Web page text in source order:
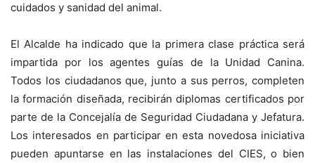
cuidados y sanidad del animal.
El Alcalde ha indicado que la primera clase práctica será
impartida por los agentes guías de la Unidad Canina.
Todos los ciudadanos que, junto a sus perros, completen
la formación diseñada, recibirán diplomas certificados por
parte de la Concejalía de Seguridad Ciudadana y Jefatura.
Los interesados en participar en esta novedosa iniciativa
pueden apuntarse en las instalaciones del CIES, o bien